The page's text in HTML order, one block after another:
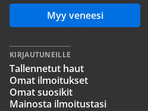
Myy veneesi
KIRJAUTUNEILLE
Tallennetut haut
Omat ilmoitukset
Omat suosikit
Mainosta ilmoitustasi